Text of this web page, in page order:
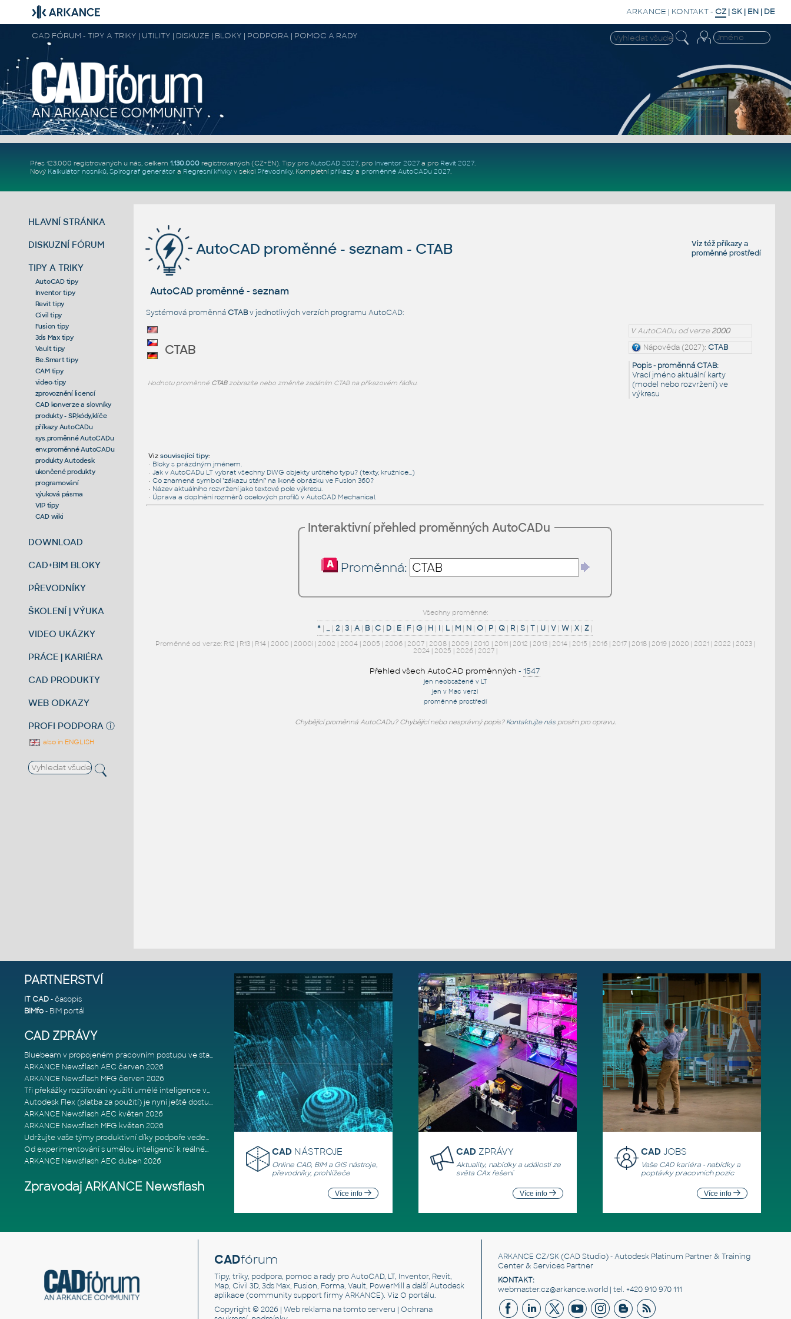
ARKANCE | KONTAKT- CZ |SK | EN | DE
CAD FÓRUM - TIPY A TRIKY | UTILITY | DISKUZE | BLOKY | PODPORA | POMOC A RADY
Přes 123.000 registrovaných u nás, celkem 1.130.000registrovaných (CZ+EN). Tipy pro AutoCAD 2027, pro Inventor 2027a pro Revit 2027.
Nový Kalkulátor nosníků, Spirograf generátor a Regresní křivkyv sekci Převodníky. Kompletní příkazya proměnné AutoCADu 2027.
HLAVNÍ STRÁNKA
DISKUZNÍ FÓRUM
TIPY A TRIKY
AutoCAD tipy
Inventor tipy
Revit tipy
Civil tipy
Fusion tipy
3ds Max tipy
Vault tipy
Be.Smart tipy
CAM tipy
video-tipy
zprovoznění licencí
CAD konverze a slovníky
produkty - SP,kódy,klíče
příkazy AutoCADu
sys.proměnné AutoCADu
env.proměnné AutoCADu
produkty Autodesk
ukončené produkty
programování
výuková pásma
VIP tipy
CAD wiki
DOWNLOAD
CAD+BIM BLOKY
PŘEVODNÍKY
ŠKOLENÍ | VÝUKA
VIDEO UKÁZKY
PRÁCE | KARIÉRA
CAD PRODUKTY
WEB ODKAZY
PROFI PODPORA ⓘ
also in ENGLISH
Viz téžpříkazya
proměnné prostředí
AutoCAD proměnné - seznam - CTAB
AutoCAD proměnné - seznam
Systémová proměnnáCTABv jednotlivých verzích programu AutoCAD:
V AutoCADu od verze2000
Nápověda (2027):CTAB
Popis - proměnná CTAB:
Vrací jméno aktuální karty
(model nebo rozvržení) ve
výkresu
CTAB
Hodnotu proměnné CTABzobrazíte nebo změníte zadáním CTAB na příkazovém řádku.
Viz související tipy:
• Bloky s prázdným jménem.
• Jak v AutoCADu LT vybrat všechny DWG objekty určitého typu? (texty, kružnice...)
• Co znamená symbol "zákazu stání" na ikoně obrázku ve Fusion 360?
• Název aktuálního rozvržení jako textové pole výkresu.
• Úprava a doplnění rozměrů ocelových profilů v AutoCAD Mechanical.
Interaktivní přehled proměnných AutoCADu
Proměnná:
Všechny proměnné:
* | _ |2 |3 |A | B |C | D | E | F|G | H | I | L | M | N |O | P |Q | R |S |T | U |V |W |X |Z |
Proměnné od verze: R12 | R13| R14| 2000 | 2000i| 2002 | 2004| 2005 | 2006| 2007| 2008| 2009| 2010 | 2011| 2012 | 2013| 2014| 2015 | 2016| 2017| 2018| 2019| 2020 | 2021| 2022 | 2023|
2024| 2025 | 2026| 2027|
Přehled všech AutoCAD proměnných -1547
jen neobsažené v LT
jen v Mac verzi
proměnné prostředí
Chybějící proměnná AutoCADu? Chybějící nebo nesprávný popis? Kontaktujte násprosím pro opravu.
PARTNERSTVÍ
IT CAD- časopis
BIMfo- BIM portál
CAD ZPRÁVY
Bluebeam v propojeném pracovním postupu ve stavebnictví: Proč je int
ARKANCE Newsflash AEC červen 2026
ARKANCE Newsflash MFG červen 2026
Tři překážky rozšiřování využití umělé inteligence ve stavebním prům
Autodesk Flex (platba za použití) je nyní ještě dostupnější
ARKANCE Newsflash AEC květen 2026
ARKANCE Newsflash MFG květen 2026
Udržujte vaše týmy produktivní díky podpoře vedené odborníky
Od experimentování s umělou inteligencí k reálnému dopadu na podniká
ARKANCE Newsflash AEC duben 2026
Zpravodaj ARKANCE Newsflash
CAD NÁSTROJE
Online CAD, BIM a GIS nástroje,
převodníky, prohlížeče
Více info
CAD ZPRÁVY
Aktuality, nabídky a události ze
světa CAx řešení
Více info
CADJOBS
Vaše CAD kariéra - nabídky a
poptávky pracovních pozic
Více info
CADfórum
Tipy, triky, podpora, pomoc a rady pro AutoCAD, LT, Inventor, Revit,
Map, Civil 3D, 3ds Max, Fusion, Forma, Vault, PowerMill a další Autodesk
aplikace (community support firmy ARKANCE). Viz O portálu.
Copyright © 2026 | Web reklamana tomto serveru | Ochrana
ARKANCE CZ/SK(CAD Studio) - Autodesk Platinum Partner & Training
Center & Services Partner
KONTAKT:
webmaster.cz@arkance.world | tel. +420 910 970 111